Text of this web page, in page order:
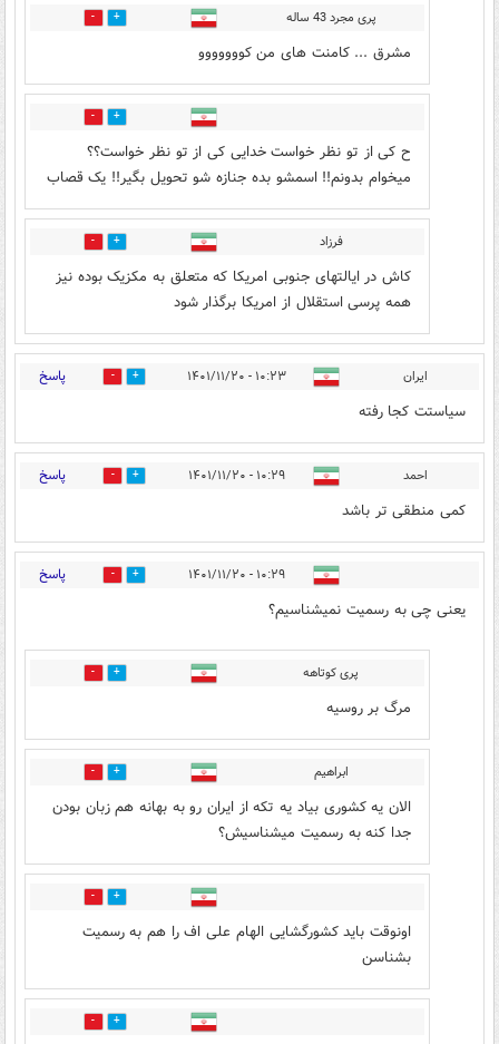
پری مجرد 43 ساله 0
مشرق ... کامنت های من کووووووو
0
ح کی از تو نظر خواست خدایی کی از تو نظر خواست؟؟
میخوام بدونم!! اسمشو بده جنازه شو تحویل بگیر!! یک قصاب
فرزاد 6
کاش در ایالتهای جنوبی امریکا که متعلق به مکزیک بوده نیز
همه پرسی استقلال از امریکا برگذار شود
ایران ۱۰:۲۳ - ۱۴۰۱/۱۱/۲۰ 2 پاسخ
سیاستت کجا رفته
احمد ۱۰:۲۹ - ۱۴۰۱/۱۱/۲۰ 2 پاسخ
کمی منطقی تر باشد
۱۰:۲۹ - ۱۴۰۱/۱۱/۲۰ 3 پاسخ
یعنی چی به رسمیت نمیشناسیم؟
پری کوتاهه 4
مرگ بر روسیه
ابراهیم 5
الان یه کشوری بیاد یه تکه از ایران رو به بهانه هم زبان بودن
جدا کنه به رسمیت میشناسیش؟
1
اونوقت باید کشورگشایی الهام علی اف را هم به رسمیت
بشناسن
0